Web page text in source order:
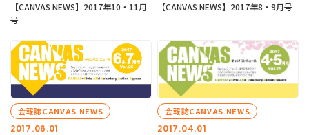
【CANVAS NEWS】2017年10・11月
号
【CANVAS NEWS】2017年8・9月号
2017.06.01
会報誌CANVAS NEWS
2017.04.01
会報誌CANVAS NEWS